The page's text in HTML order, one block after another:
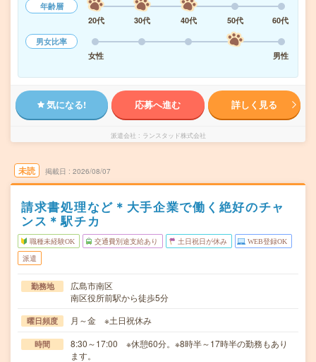
年齢層
20代
30代 40代 50代
60代
男女比率
女性
男性
気になる! 応募へ進む 詳しく見る
派遣会社 ランスタッド株式会社
未読 掲載日 2026/08/07
請求書処理など＊大手企業で働く絶好のチャ
ンス＊駅チカ
職種未経験OK 交通費別途支給あり 土日祝日が休み WEB登録OK
派遣
勤務地
広島市南区
南区役所前駅から徒歩5分
曜日頻度 月～金 ※土日祝休み
時間
8:30～17:00 ※休憩60分。※8時半～17時半の勤務もあり
ます。